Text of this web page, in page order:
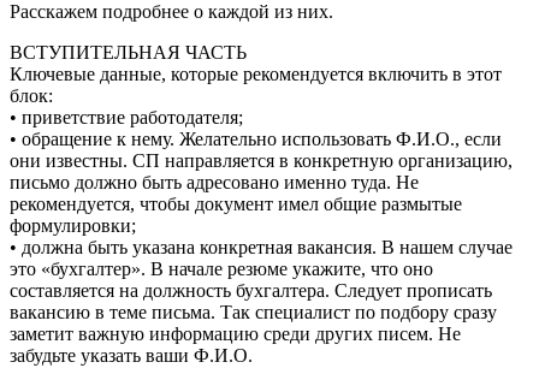
Расскажем подробнее о каждой из них.
ВСТУПИТЕЛЬНАЯ ЧАСТЬ
Ключевые данные, которые рекомендуется включить в этот
блок:
• приветствие работодателя;
• обращение к нему. Желательно использовать Ф.И.О., если
они известны. СП направляется в конкретную организацию,
письмо должно быть адресовано именно туда. Не
рекомендуется, чтобы документ имел общие размытые
формулировки;
• должна быть указана конкретная вакансия. В нашем случае
это «бухгалтер». В начале резюме укажите, что оно
составляется на должность бухгалтера. Следует прописать
вакансию в теме письма. Так специалист по подбору сразу
заметит важную информацию среди других писем. Не
забудьте указать ваши Ф.И.О.